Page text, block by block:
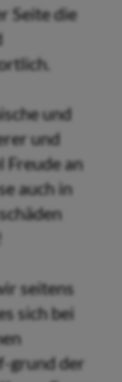
Seite die
und
und
Freude an
auch in
seitens
sich bei
grund der